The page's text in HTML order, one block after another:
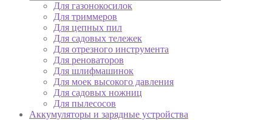
Для газонокосилок
Для триммеров
Для цепных пил
Для садовых тележек
Для отрезного инструмента
Для реноваторов
Для шлифмашинок
Для моек высокого давления
Для садовых ножниц
Для пылесосов
Аккумуляторы и зарядные устройства